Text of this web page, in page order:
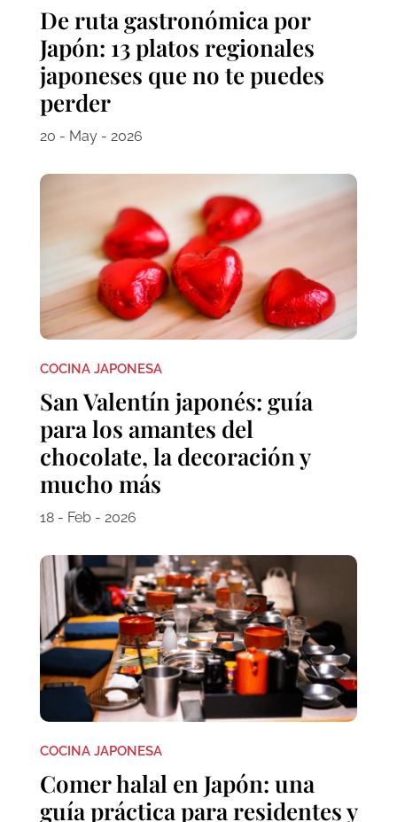
De ruta gastronómica por
Japón: 13 platos regionales
japoneses que no te puedes
perder
20 - May - 2026
COCINA JAPONESA
San Valentín japonés: guía
para los amantes del
chocolate, la decoración y
mucho más
18 - Feb - 2026
COCINA JAPONESA
Comer halal en Japón: una
guía práctica para residentes y